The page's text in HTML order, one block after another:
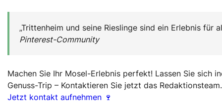
„Trittenheim und seine Rieslinge sind ein Erlebnis für
Pinterest-Community
Machen Sie Ihr Mosel-Erlebnis perfekt! Lassen Sie sich
Genuss-Trip – Kontaktieren Sie jetzt das Redaktionsteam.
Jetzt kontakt aufnehmen 🍷